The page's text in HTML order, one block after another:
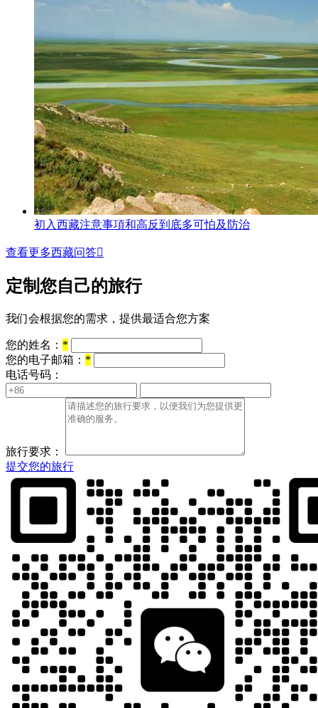
初入西藏注意事項和高反到底多可怕及防治
查看更多西藏问答
定制您自己的旅行
我们会根据您的需求，提供最适合您方案
您的姓名： *
您的电子邮箱： *
电话号码：
旅行要求：
提交您的旅行